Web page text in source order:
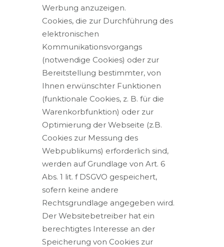
Werbung anzuzeigen.
Cookies, die zur Durchführung des
elektronischen
Kommunikationsvorgangs
(notwendige Cookies) oder zur
Bereitstellung bestimmter, von
Ihnen erwünschter Funktionen
(funktionale Cookies, z. B. für die
Warenkorbfunktion) oder zur
Optimierung der Webseite (z.B.
Cookies zur Messung des
Webpublikums) erforderlich sind,
werden auf Grundlage von Art. 6
Abs. 1 lit. f DSGVO gespeichert,
sofern keine andere
Rechtsgrundlage angegeben wird.
Der Websitebetreiber hat ein
berechtigtes Interesse an der
Speicherung von Cookies zur